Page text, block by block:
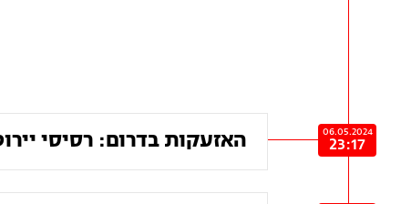
06.05.2024
23:17 האזעקות בדרום: רסיסי